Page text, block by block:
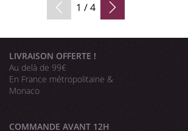
1 / 4
LIVRAISON OFFERTE !
Au delà de 99€
En France métropolitaine &
Monaco
COMMANDE AVANT 12H